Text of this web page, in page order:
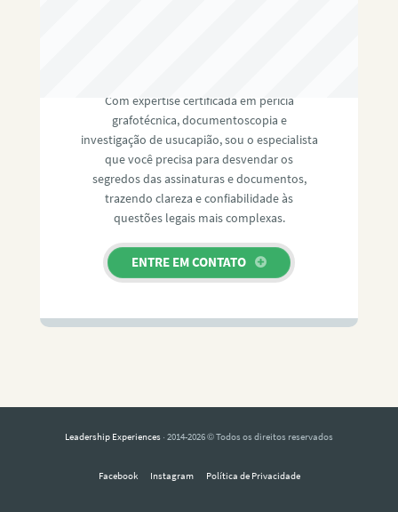
Com expertise certificada em perícia
grafotécnica, documentoscopia e
investigação de usucapião, sou o especialista
que você precisa para desvendar os
segredos das assinaturas e documentos,
trazendo clareza e confiabilidade às
questões legais mais complexas.
ENTRE EM CONTATO
Leadership Experiences · 2014-2026 © Todos os direitos reservados
Facebook Instagram Política de Privacidade